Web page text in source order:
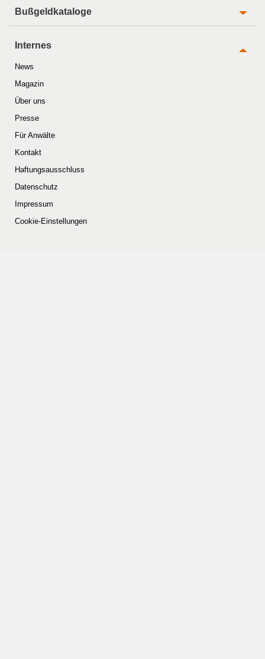
Bußgeldkataloge
Internes
News
Magazin
Über uns
Presse
Für Anwälte
Kontakt
Haftungsausschluss
Datenschutz
Impressum
Cookie-Einstellungen